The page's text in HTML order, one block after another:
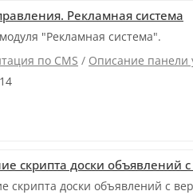
Рекламная система
"Рекламная система".
по CMS / Описание панели
скрипта доски объявлений
скрипта доски объявлений с